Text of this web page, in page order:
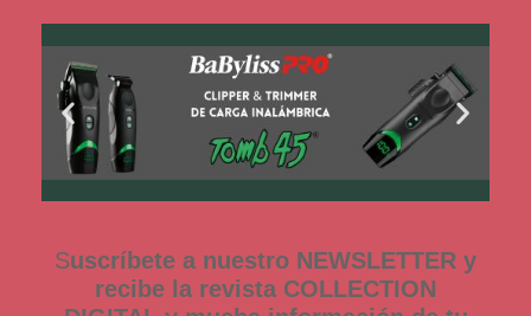
Suscríbete a nuestro NEWSLETTER y
recibe la revista COLLECTION